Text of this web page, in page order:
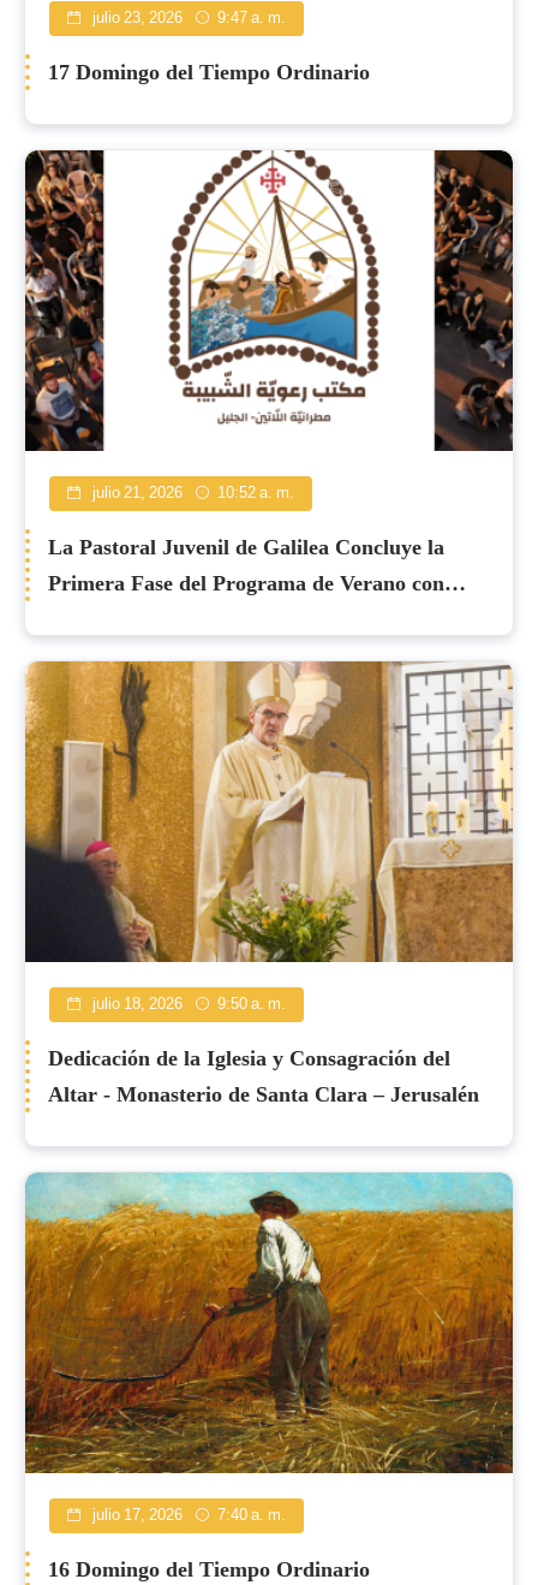
julio 23, 2026 9:47 a. m.
17 Domingo del Tiempo Ordinario
julio 21, 2026 10:52 a. m.
La Pastoral Juvenil de Galilea Concluye la
Primera Fase del Programa de Verano con
julio 18, 2026 9:50 a. m.
Dedicación de la Iglesia y Consagración del
Altar - Monasterio de Santa Clara – Jerusalén
julio 17, 2026 7:40 a. m.
16 Domingo del Tiempo Ordinario